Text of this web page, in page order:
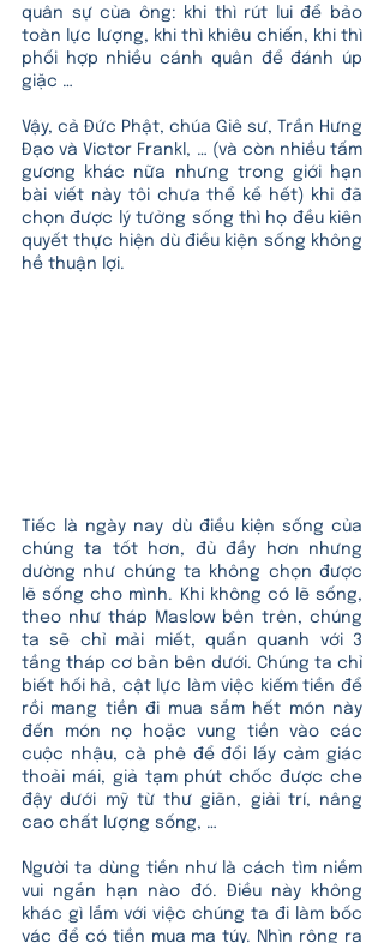
quân sự của ông: khi thì rút lui để bảo
toàn lực lượng, khi thì khiêu chiến, khi thì
phối hợp nhiều cánh quân để đánh úp
giặc …
Vậy, cả Đức Phật, chúa Giê sư, Trần Hưng
Đạo và Victor Frankl, … (và còn nhiều tấm
gương khác nữa nhưng trong giới hạn
bài viết này tôi chưa thể kể hết) khi đã
chọn được lý tưởng sống thì họ đều kiên
quyết thực hiện dù điều kiện sống không
hề thuận lợi.
Tiếc là ngày nay dù điều kiện sống của
chúng ta tốt hơn, đủ đầy hơn nhưng
dường như chúng ta không chọn được
lẽ sống cho mình. Khi không có lẽ sống,
theo như tháp Maslow bên trên, chúng
ta sẽ chỉ mải miết, quẩn quanh với 3
tầng tháp cơ bản bên dưới. Chúng ta chỉ
biết hối hả, cật lực làm việc kiếm tiền để
rồi mang tiền đi mua sắm hết món này
đến món nọ hoặc vung tiền vào các
cuộc nhậu, cà phê để đổi lấy cảm giác
thoải mái, giả tạm phút chốc được che
đậy dưới mỹ từ thư giãn, giải trí, nâng
cao chất lượng sống, …
Người ta dùng tiền như là cách tìm niềm
vui ngắn hạn nào đó. Điều này không
khác gì lắm với việc chúng ta đi làm bốc
vác để có tiền mua ma túy. Nhìn rộng ra